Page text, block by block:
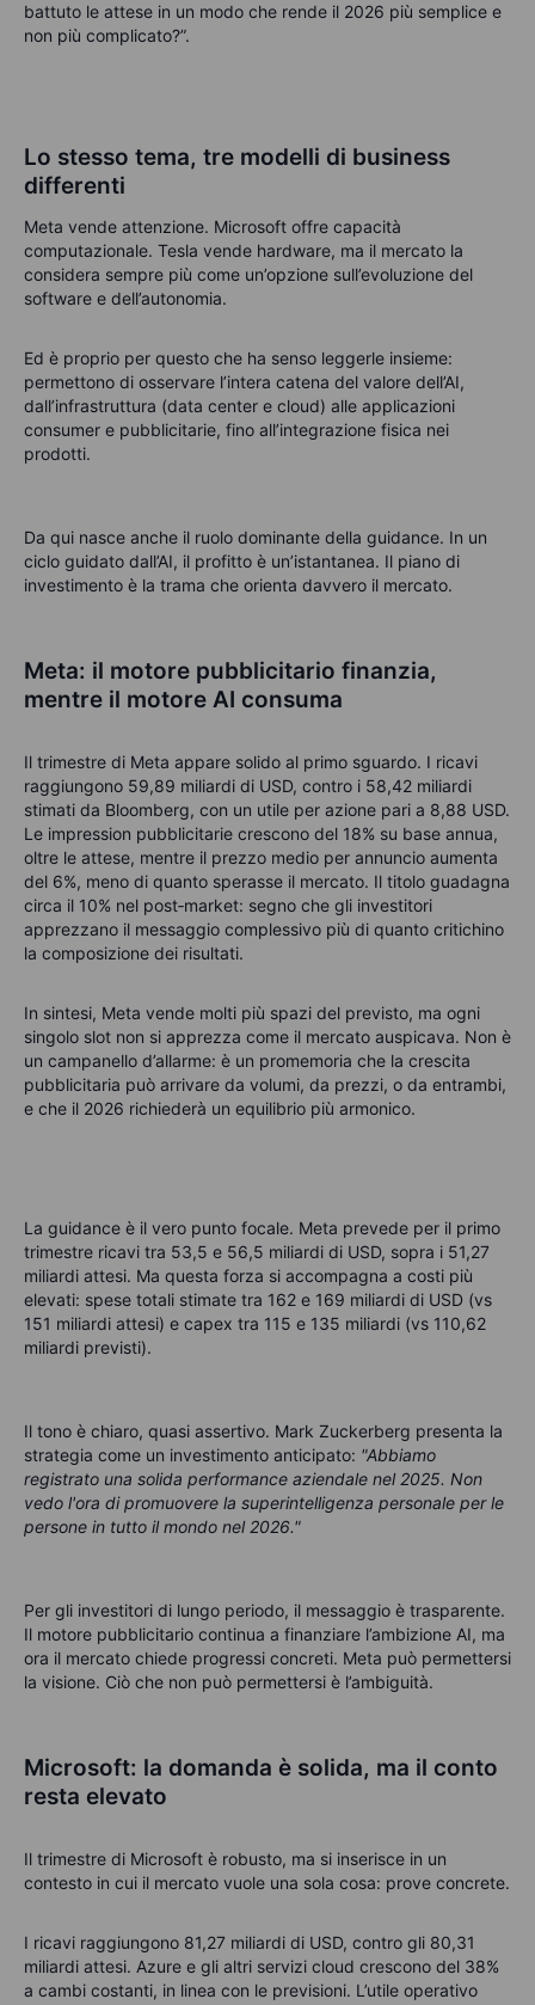
battuto le attese in un modo che rende il 2026 più semplice e
non più complicato?”.
Lo stesso tema, tre modelli di business
differenti
Meta vende attenzione. Microsoft offre capacità
computazionale. Tesla vende hardware, ma il mercato la
considera sempre più come un’opzione sull’evoluzione del
software e dell’autonomia.
Ed è proprio per questo che ha senso leggerle insieme:
permettono di osservare l’intera catena del valore dell’AI,
dall’infrastruttura (data center e cloud) alle applicazioni
consumer e pubblicitarie, fino all’integrazione fisica nei
prodotti.
Da qui nasce anche il ruolo dominante della guidance. In un
ciclo guidato dall’AI, il profitto è un’istantanea. Il piano di
investimento è la trama che orienta davvero il mercato.
Meta: il motore pubblicitario finanzia,
mentre il motore AI consuma
Il trimestre di Meta appare solido al primo sguardo. I ricavi
raggiungono 59,89 miliardi di USD, contro i 58,42 miliardi
stimati da Bloomberg, con un utile per azione pari a 8,88 USD.
Le impression pubblicitarie crescono del 18% su base annua,
oltre le attese, mentre il prezzo medio per annuncio aumenta
del 6%, meno di quanto sperasse il mercato. Il titolo guadagna
circa il 10% nel post‑market: segno che gli investitori
apprezzano il messaggio complessivo più di quanto critichino
la composizione dei risultati.
In sintesi, Meta vende molti più spazi del previsto, ma ogni
singolo slot non si apprezza come il mercato auspicava. Non è
un campanello d’allarme: è un promemoria che la crescita
pubblicitaria può arrivare da volumi, da prezzi, o da entrambi,
e che il 2026 richiederà un equilibrio più armonico.
La guidance è il vero punto focale. Meta prevede per il primo
trimestre ricavi tra 53,5 e 56,5 miliardi di USD, sopra i 51,27
miliardi attesi. Ma questa forza si accompagna a costi più
elevati: spese totali stimate tra 162 e 169 miliardi di USD (vs
151 miliardi attesi) e capex tra 115 e 135 miliardi (vs 110,62
miliardi previsti).
Il tono è chiaro, quasi assertivo. Mark Zuckerberg presenta la
strategia come un investimento anticipato: "Abbiamo
registrato una solida performance aziendale nel 2025. Non
vedo l'ora di promuovere la superintelligenza personale per le
persone in tutto il mondo nel 2026."
Per gli investitori di lungo periodo, il messaggio è trasparente.
Il motore pubblicitario continua a finanziare l’ambizione AI, ma
ora il mercato chiede progressi concreti. Meta può permettersi
la visione. Ciò che non può permettersi è l’ambiguità.
Microsoft: la domanda è solida, ma il conto
resta elevato
Il trimestre di Microsoft è robusto, ma si inserisce in un
contesto in cui il mercato vuole una sola cosa: prove concrete.
I ricavi raggiungono 81,27 miliardi di USD, contro gli 80,31
miliardi attesi. Azure e gli altri servizi cloud crescono del 38%
a cambi costanti, in linea con le previsioni. L’utile operativo